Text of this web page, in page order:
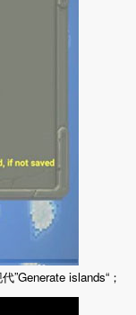
”Generate islands“；